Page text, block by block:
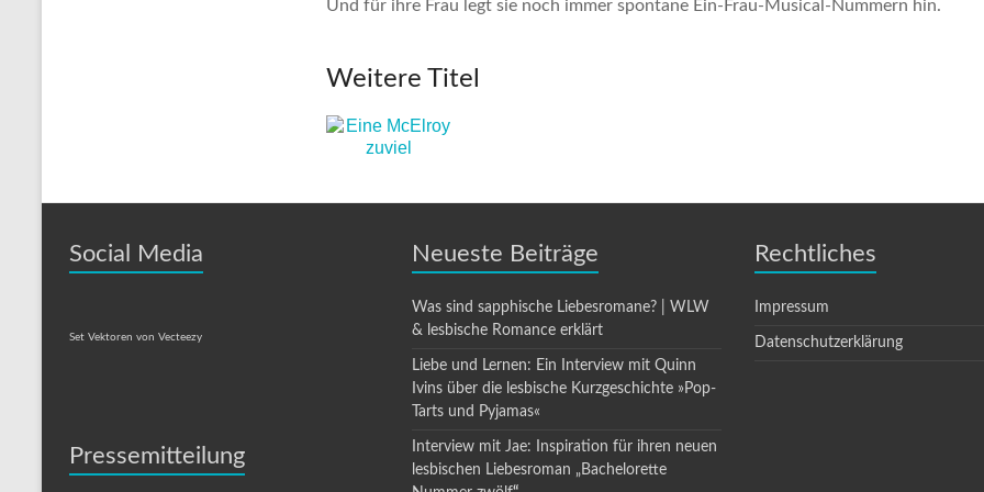
Und für ihre Frau legt sie noch immer spontane Ein-Frau-Musical-Nummern hin.
Weitere Titel
Social Media
Set Vektoren von Vecteezy
Pressemitteilung
Neueste Beiträge
Was sind sapphische Liebesromane? | WLW
& lesbische Romance erklärt
Liebe und Lernen: Ein Interview mit Quinn
Ivins über die lesbische Kurzgeschichte »Pop-
Tarts und Pyjamas«
Interview mit Jae: Inspiration für ihren neuen
lesbischen Liebesroman „Bachelorette
Rechtliches
Impressum
Datenschutzerklärung